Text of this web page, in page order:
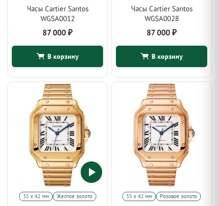
Часы Cartier Santos
WGSA0012
87 000 ₽
В корзину
Часы Cartier Santos
WGSA0028
87 000 ₽
В корзину
35 х 42 мм Желтое золото 35 х 42 мм Розовое золото